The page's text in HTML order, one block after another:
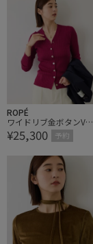
ROPÉ
ワイドリブ金ボタンVネ
ックカーディガン【J'aD
oRe・一部店舗限定サイ
¥25,300 予約